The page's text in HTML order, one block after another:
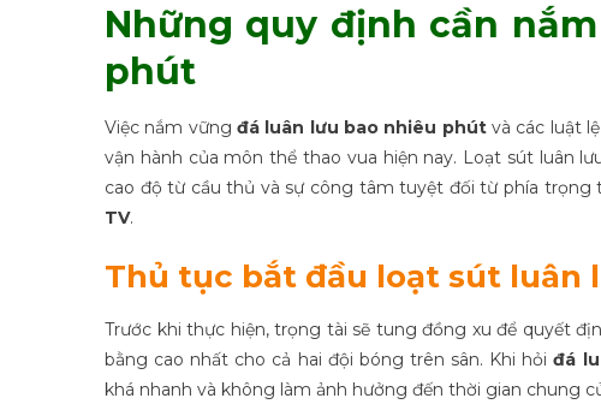
Những quy định cần
phút
Việc nắm vững đá luân lưu bao nhiêu phútvà các luật
vận hành của môn thể thao vua hiện nay. Loạt sút luân
cao độ từ cầu thủ và sự công tâm tuyệt đối từ phía trọng
TV.
Thủ tục bắt đầu loạt sút luân
Trước khi thực hiện, trọng tài sẽ tung đồng xu để quyết
bằng cao nhất cho cả hai đội bóng trên sân. Khi hỏiđá
khá nhanh và không làm ảnh hưởng đến thời gian chung